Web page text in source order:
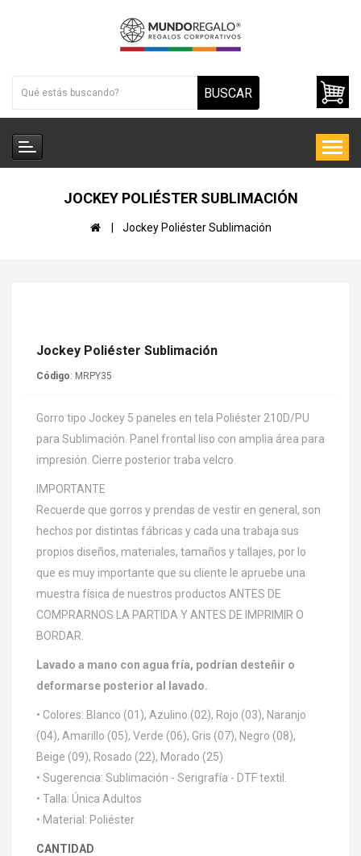
BUSCAR
JOCKEY POLIÉSTER SUBLIMACIÓN
Jockey Poliéster Sublimación
Jockey Poliéster Sublimación
Código: MRPY35
Gorro tipo Jockey 5 paneles en tela Poliéster 210D/PU
para Sublimación. Panel frontal liso con amplia área para
impresión. Cierre posterior traba velcro.
IMPORTANTE
Recuerde que gorros y prendas de vestir en general, son
hechos por distintas fábricas y cada una trabaja sus
propios diseños, materiales, tamaños y tallajes, por lo
que es muy importante que su cliente le apruebe una
muestra física de nuestros productos ANTES DE
COMPRARNOS LA PARTIDA Y ANTES DE IMPRIMIR O
BORDAR.
Lavado a mano con agua fría, podrían desteñir o
deformarse posterior al lavado.
• Colores: Blanco (01), Azulino (02), Rojo (03), Naranjo
(04), Amarillo (05), Verde (06), Gris (07), Negro (08),
Beige (09), Rosado (22), Morado (25)
• Sugerencia: Sublimación - Serigrafía - DTF textil.
• Talla: Única Adultos
• Material: Poliéster
CANTIDAD